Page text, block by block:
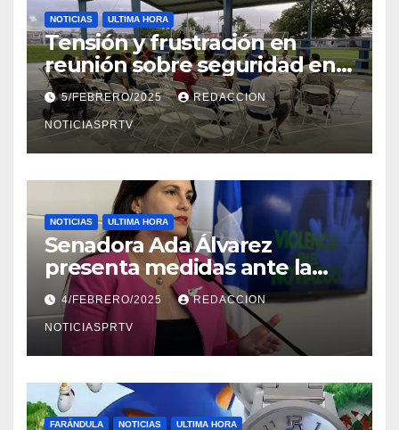
NOTICIAS ULTIMA HORA
Tensión y frustración en
reunión sobre seguridad en
Reparto Metropolitano
5/FEBRERO/2025 REDACCION
NOTICIASPRTV
NOTICIAS ULTIMA HORA
Senadora Ada Álvarez
presenta medidas ante la
violencia en el noviazgo
4/FEBRERO/2025 REDACCION
NOTICIASPRTV
FARÁNDULA NOTICIAS ULTIMA HORA